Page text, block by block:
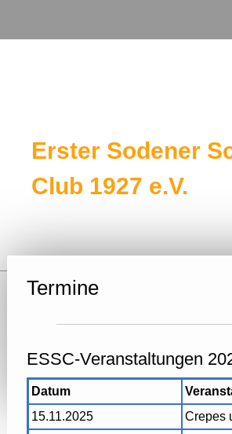
Erster Sodener
Club 1927 e.V.
Termine
ESSC-Veranstaltungen
Datum
15.11.2025
Crepes